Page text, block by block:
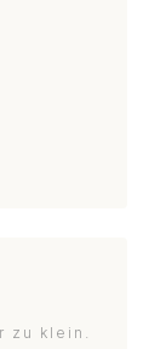
zu klein.